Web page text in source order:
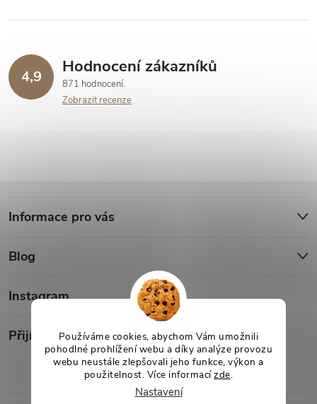
Používáme cookies, abychom Vám umožnili
pohodlné prohlížení webu a díky analýze provozu
webu neustále zlepšovali jeho funkce, výkon a
použitelnost. Více informacízde.
Nastavení
4,9 Hodnocení zákazníků
871 hodnocení
Zobrazit recenze
á
p
a
Informace pro vás
Blog
Instagram
Přijímáme online platby